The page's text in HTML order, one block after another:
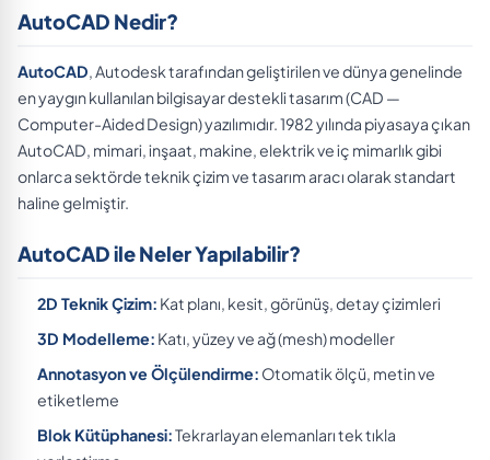
AutoCAD Nedir?
AutoCAD, Autodesk tarafından geliştirilen ve dünya genelinde
en yaygın kullanılan bilgisayar destekli tasarım (CAD —
Computer-Aided Design) yazılımıdır. 1982 yılında piyasaya çıkan
AutoCAD, mimari, inşaat, makine, elektrik ve iç mimarlık gibi
onlarca sektörde teknik çizim ve tasarım aracı olarak standart
haline gelmiştir.
AutoCAD ile Neler Yapılabilir?
2D Teknik Çizim: Kat planı, kesit, görünüş, detay çizimleri
3D Modelleme: Katı, yüzey ve ağ (mesh) modeller
Annotasyon ve Ölçülendirme: Otomatik ölçü, metin ve
etiketleme
Blok Kütüphanesi:Tekrarlayan elemanları tek tıkla